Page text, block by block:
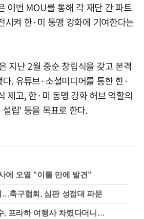
이번 MOU를 통해 각 재단 간 파트
시켜 한·미 동맹 강화에 기여한다는
지난 2월 중순 창립식을 갖고 본격
. 유튜브·소셜미디어를 통한 한·
제고, 한·미 동맹 강화 허브 역할의
립' 등을 목표로 한다.
에 오열 "이틀 만에 발견"
…축구협회, 심판 성접대 파문
, 프라하 여행사 차렸다더니…